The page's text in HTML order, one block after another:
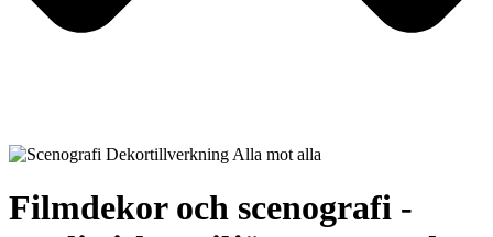
Filmdekor och scenografi -